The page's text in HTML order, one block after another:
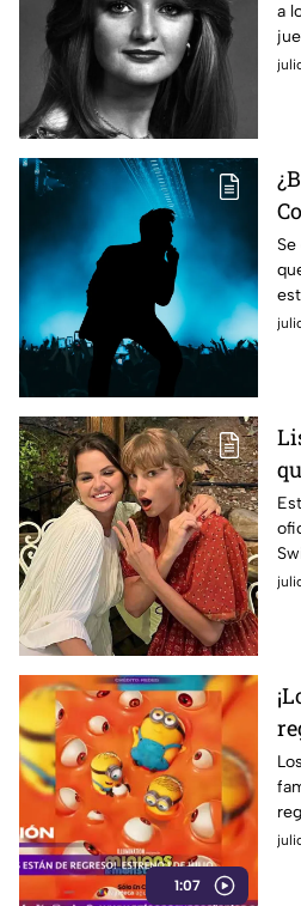
a
lo
la
1:07